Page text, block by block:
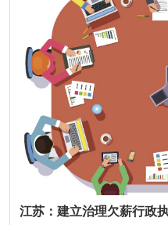
江苏：建立治理欠薪行政